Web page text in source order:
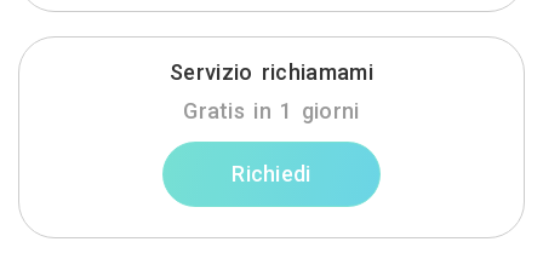
Servizio richiamami
Gratis in 1 giorni
Richiedi